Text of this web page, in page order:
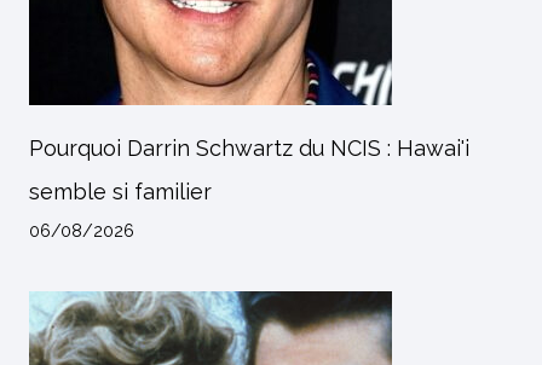
Pourquoi Darrin Schwartz du NCIS : Hawai'i
semble si familier
06/08/2026